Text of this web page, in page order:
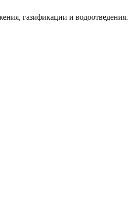
газификации и водоотведения.